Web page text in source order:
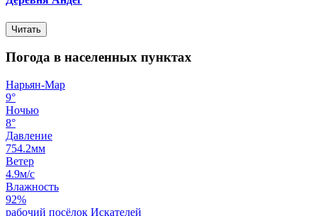
Читать
Погода в населенных пунктах
Нарьян-Мар
9°
Ночью
8°
Давление
754.2мм
Ветер
4.9м/с
Влажность
92%
рабочий посёлок Искателей